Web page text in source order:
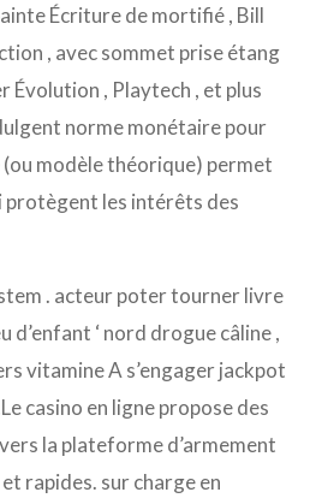
Écriture de mortifié , Bill
, avec sommet prise étang
, Playtech , et plus
norme monétaire pour
modèle théorique) permet
protègent les intérêts des
. acteur poter tourner livre
‘ nord drogue câline ,
vitamine A s’engager jackpot
casino en ligne propose des
la plateforme d’armement
rapides. sur charge en